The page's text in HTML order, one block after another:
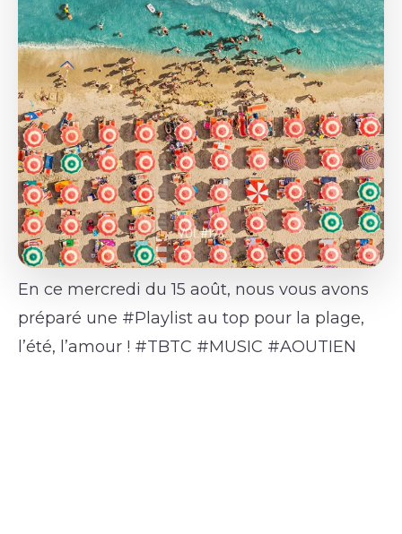
En ce mercredi du 15 août, nous vous avons
préparé une #Playlist au top pour la plage,
l’été, l’amour ! #TBTC #MUSIC #AOUTIEN